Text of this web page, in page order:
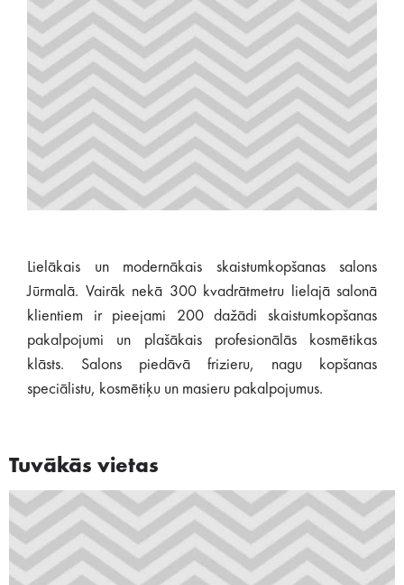
Lielākais un modernākais skaistumkopšanas salons
Jūrmalā. Vairāk nekā 300 kvadrātmetru lielajā salonā
klientiem ir pieejami 200 dažādi skaistumkopšanas
pakalpojumi un plašākais profesionālās kosmētikas
klāsts. Salons piedāvā frizieru, nagu kopšanas
speciālistu, kosmētiķu un masieru pakalpojumus.
Tuvākās vietas